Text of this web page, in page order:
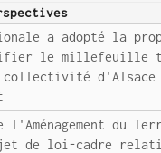
a adopté la
le millefeuille
collectivité
l'Aménagement du
de loi-cadre